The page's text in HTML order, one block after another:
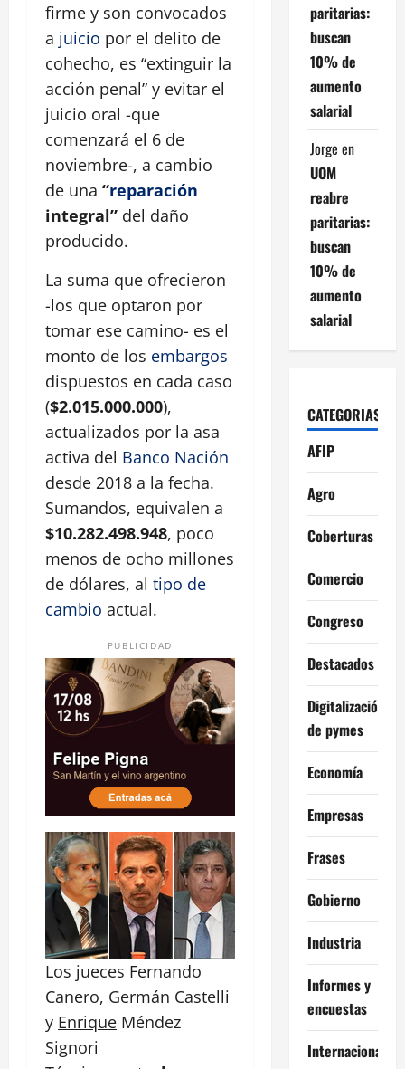
firme y son convocados
a juicio por el delito de
cohecho, es “extinguir la
acción penal” y evitar el
juicio oral -que
comenzará el 6 de
noviembre-, a cambio
de una “reparación
integral” del daño
producido.
La suma que ofrecieron
-los que optaron por
tomar ese camino- es el
monto de los embargos
dispuestos en cada caso
($2.015.000.000),
actualizados por la asa
activa del Banco Nación
desde 2018 a la fecha.
Sumandos, equivalen a
$10.282.498.948, poco
menos de ocho millones
de dólares, al tipo de
cambio actual.
PUBLICIDAD
Los jueces Fernando
Canero, Germán Castelli
y Enrique Méndez
Signori
paritarias:
buscan
10% de
aumento
salarial
Jorge en
UOM
reabre
paritarias:
buscan
10% de
aumento
salarial
CATEGORIAS
AFIP
Agro
Coberturas
Comercio
Congreso
Destacados
Digitalización
de pymes
Economía
Empresas
Frases
Gobierno
Industria
Informes y
encuestas
Internacional